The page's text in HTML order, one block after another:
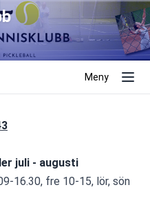
Meny
juli - augusti
16.30, fre 10-15, lör, sön